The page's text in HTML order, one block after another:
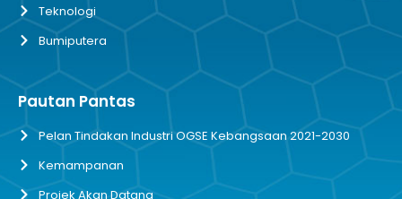
Teknologi
Bumiputera
Pautan Pantas
Pelan Tindakan Industri OGSE Kebangsaan 2021-2030
Kemampanan
Projek Akan Datang